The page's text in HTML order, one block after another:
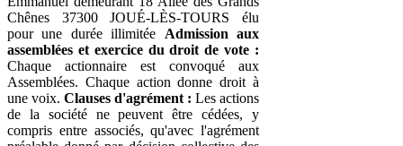
Chênes 37300 JOUÉ-LÈS-TOURS élu
pour une durée illimitée Admission aux
assemblées et exercice du droit de vote :
Chaque actionnaire est convoqué aux
Assemblées. Chaque action donne droit à
une voix. Clauses d'agrément : Les actions
de la société ne peuvent être cédées, y
compris entre associés, qu'avec l'agrément